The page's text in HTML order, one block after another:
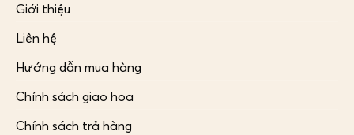
Giới thiệu
Liên hệ
Hướng dẫn mua hàng
Chính sách giao hoa
Chính sách trả hàng